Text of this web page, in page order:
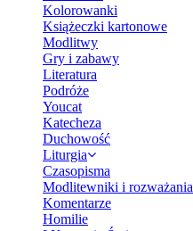
Kolorowanki
Książeczki kartonowe
Modlitwy
Gry i zabawy
Literatura
Podróże
Youcat
Katecheza
Duchowość
Liturgia
Czasopisma
Modlitewniki i rozważania
Komentarze
Homilie